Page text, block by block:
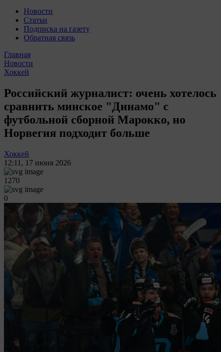
Новости
Статьи
Подписка на газету
Обратная связь
Главная
Новости
Хоккей
Российский журналист: очень хотелось
сравнить минское "Динамо" с
футбольной сборной Марокко, но
Норвегия подходит больше
Хоккей
12:11 , 17 июня 2026
1270
0